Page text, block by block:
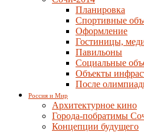
Планировка
Спортивные
Оформление
Гостиницы,
Павильоны
Социальные
Объекты
После
Россия и Мир
Архитектурное кино
Города-побратимы
Концепции будущего